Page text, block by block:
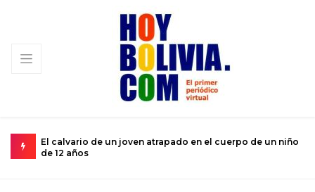
niño
Miopía estatal condena al turismo nacional a una
subsistencia de rebalse